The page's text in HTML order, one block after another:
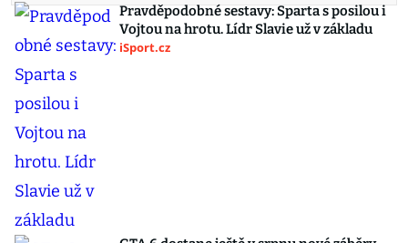
Pravděpodobné sestavy: Sparta s posilou i
Vojtou na hrotu. Lídr Slavie už v základu
iSport.cz